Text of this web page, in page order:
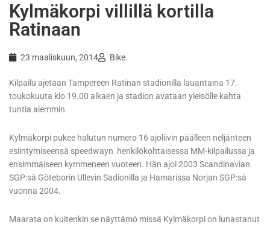
Kylmäkorpi villillä kortilla
Ratinaan
23 maaliskuun, 2014 Bike
Kilpailu ajetaan Tampereen Ratinan stadionilla lauantaina 17.
toukokuuta klo 19.00 alkaen ja stadion avataan yleisölle kahta
tuntia aiemmin.
Kylmäkorpi pukee halutun numero 16 ajoliivin päälleen neljänteen
esiintymiseensä speedwayn henkilökohtaisessa MM-kilpailussa ja
ensimmäiseen kymmeneen vuoteen. Hän ajoi 2003 Scandinavian
SGP:sä Göteborin Ullevin Sadionilla ja Hamarissa Norjan SGP:sä
vuonna 2004.
Maarata on kuitenkin se näyttämö missä Kylmäkorpi on lunastanut